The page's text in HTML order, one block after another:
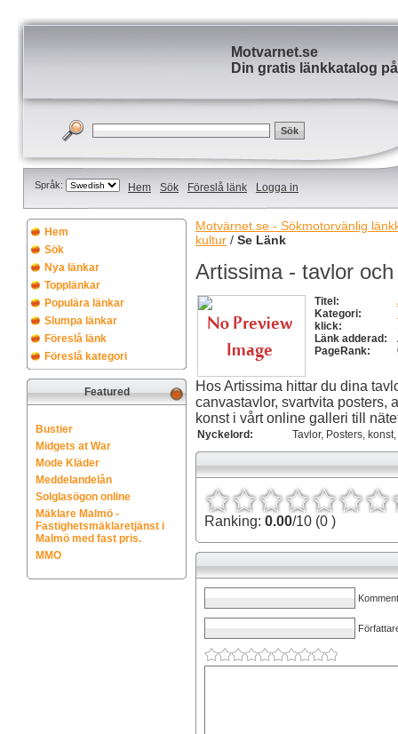
Motvarnet.se
Din gratis länkkatalog
Språk: Hem Sök Föreslå länk Logga in
Hem
Sök
Nya länkar
Topplänkar
Populära länkar
Slumpa länkar
Föreslå länk
Föreslå kategori
Featured
Bustier
Midgets at War
Mode Kläder
Meddelandelån
Solglasögon online
Mäklare Malmö -
Fastighetsmäklaretjänst i
Malmö med fast pris.
MMO
Motvärnet.se - Sökmotorvänlig
kultur / Se Länk
Artissima - tavlor
Titel:
Kategori:
klick:
Länk adderad:
PageRank:
Hos Artissima hittar du dina
canvastavlor, svartvita posters,
konst i vårt online galleri till
Nyckelord: Tavlor, Posters,
Ranking: 0.00/10 (0 )